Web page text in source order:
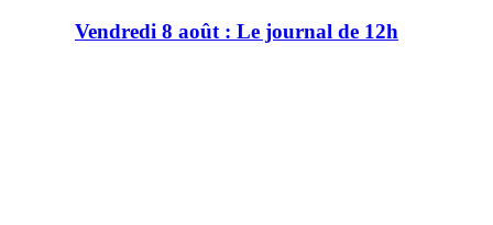
Vendredi 8 août : Le journal de 12h